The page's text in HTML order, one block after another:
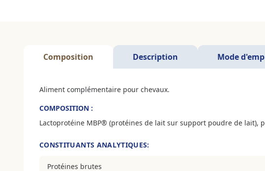
Composition Description Mode
Aliment complémentaire pour chevaux.
COMPOSITION :
Lactoprotéine MBP® (protéines de lait sur support poudre de lait),
CONSTITUANTS ANALYTIQUES:
Protéines brutes